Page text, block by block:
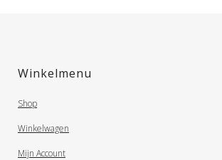
Winkelmenu
Shop
Winkelwagen
Mijn Account